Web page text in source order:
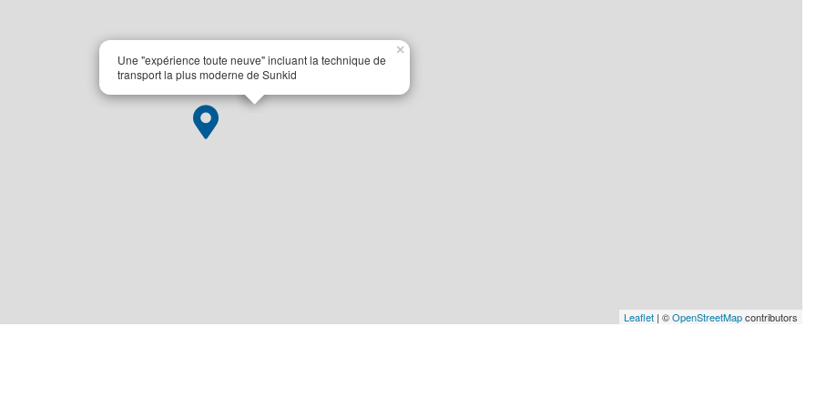
Une "expérience toute neuve" incluant la technique de
transport la plus moderne de Sunkid
×
Leaflet | ©OpenStreetMapcontributors